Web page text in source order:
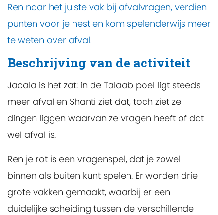
Ren naar het juiste vak bij afvalvragen, verdien
punten voor je nest en kom spelenderwijs meer
te weten over afval.
Beschrijving van de activiteit
Jacala is het zat: in de Talaab poel ligt steeds
meer afval en Shanti ziet dat, toch ziet ze
dingen liggen waarvan ze vragen heeft of dat
wel afval is.
Ren je rot is een vragenspel, dat je zowel
binnen als buiten kunt spelen. Er worden drie
grote vakken gemaakt, waarbij er een
duidelijke scheiding tussen de verschillende